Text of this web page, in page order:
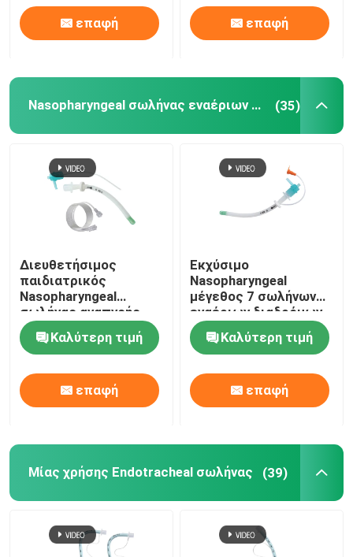
επαφή επαφή
Nasopharyngeal σωλήνας εναέριων διαδρόμων (35)
Διευθετήσιμος
παιδιατρικός
Nasopharyngeal
σωλήνας αναπνοής
εναέριων διαδρόμων
NPA με τη μαλακή
άκρη
Καλύτερη τιμή
επαφή
Εκχύσιμο
Nasopharyngeal
μέγεθος 7 σωλήνων
εναέριων διαδρόμων
ODM
Καλύτερη τιμή
επαφή
Μίας χρήσης Endotracheal σωλήνας (39)